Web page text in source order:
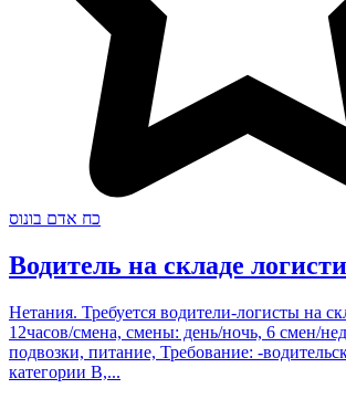
כח אדם בונוס
Водитель на складе
Нетания. Требуется водители-логисты на
12часов/смена, смены: день/ночь, 6 смен/
подвозки, питание, Требование: -
категории В,...